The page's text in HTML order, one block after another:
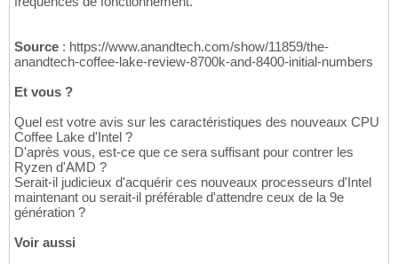
Source : https://www.anandtech.com/show/11859/the-
anandtech-coffee-lake-review-8700k-and-8400-initial-numbers
Et vous ?
Quel est votre avis sur les caractéristiques des nouveaux CPU
Coffee Lake d'Intel ?
D'après vous, est-ce que ce sera suffisant pour contrer les
Ryzen d'AMD ?
Serait-il judicieux d'acquérir ces nouveaux processeurs d'Intel
maintenant ou serait-il préférable d'attendre ceux de la 9e
génération ?
Voir aussi